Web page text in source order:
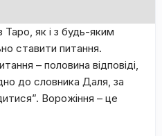
як і з будь-яким
ставити питання.
– половина відповіді,
до словника Даля, за
Ворожіння – це